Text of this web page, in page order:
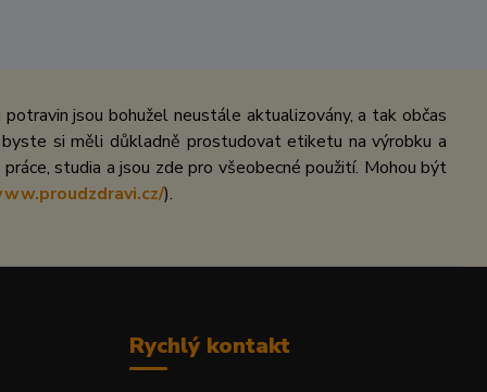
jsou bohužel neustále aktualizovány, a tak občas
byste si měli důkladně prostudovat etiketu na výrobku a
studia a jsou zde pro všeobecné použití. Mohou být
).
Rychlý kontakt